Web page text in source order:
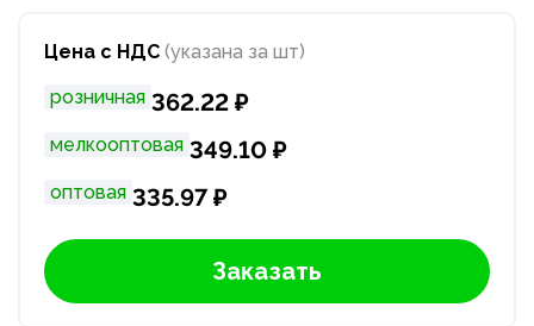
Цена с НДС (указана за шт)
розничная 362.22 ₽
мелкооптовая 349.10 ₽
оптовая 335.97 ₽
Заказать